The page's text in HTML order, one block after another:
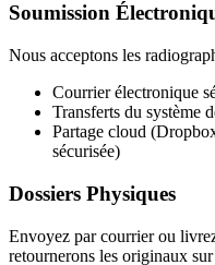
Soumission
Nous acceptons les
Courrier électronique
Transferts du système
Partage cloud
sécurisée)
Dossiers Physiques
Envoyez par courrier ou
retournerons les originaux sur